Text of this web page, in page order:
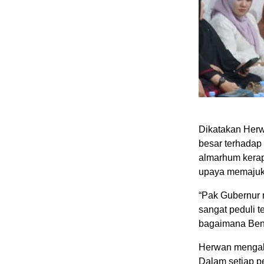
Dikatakan
besar
almarhum
upaya
“Pak
sangat peduli
bagaimana
Herwan
Dalam setiap